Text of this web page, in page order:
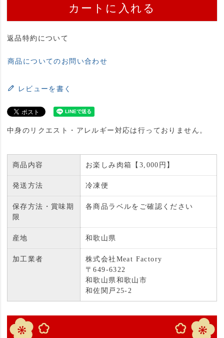
カートに入れる
返品特約について
商品についてのお問い合わせ
レビューを書く
中身のリクエスト・アレルギー対応は行っておりません。
商品内容 お楽しみ肉箱【3,000円】
発送方法 冷凍便
保存方法・賞味期
限
各商品ラベルをご確認ください
産地 和歌山県
加工業者
株式会社Meat Factory
〒649-6322
和歌山県和歌山市
和佐関戸25-2